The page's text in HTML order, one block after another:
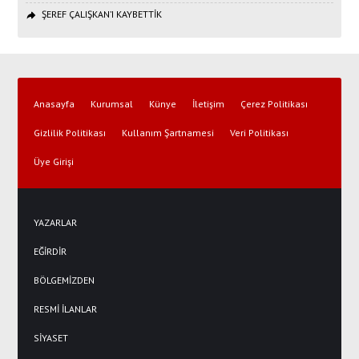
ŞEREF ÇALIŞKAN’I KAYBETTİK
Anasayfa Kurumsal Künye İletişim Çerez Politikası
Gizlilik Politikası Kullanım Şartnamesi Veri Politikası
Üye Girişi
YAZARLAR
EĞİRDİR
BÖLGEMİZDEN
RESMİ İLANLAR
SİYASET